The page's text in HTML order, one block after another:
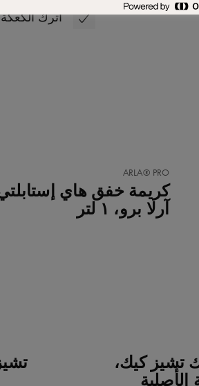
اترك الكعكة تبرد في
أضف
المفضلة
ARLA® PRO
آرلا برو، ١ لتر
تشيز كيك،
الأصلية